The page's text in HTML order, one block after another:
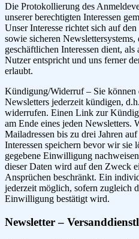
Die Protokollierung des
unserer berechtigten Interessen
Unser Interesse richtet sich auf
sowie sicheren Newslettersystems,
geschäftlichen Interessen dient,
Nutzer entspricht und uns ferner
erlaubt.
Kündigung/Widerruf – Sie können
Newsletters jederzeit kündigen,
widerrufen. Einen Link zur
am Ende eines jeden Newsletters.
Mailadressen bis zu drei Jahren
Interessen speichern bevor wir sie
gegebene Einwilligung
dieser Daten wird auf den Zweck
Ansprüchen beschränkt. Ein
jederzeit möglich, sofern zugleich
Einwilligung bestätigt wird.
Newsletter –